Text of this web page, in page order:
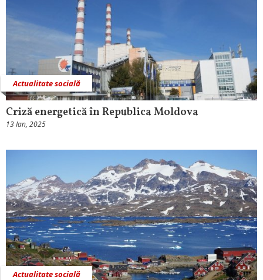
Actualitate socială
Criză energetică în Republica Moldova
13 Ian, 2025
Actualitate socială